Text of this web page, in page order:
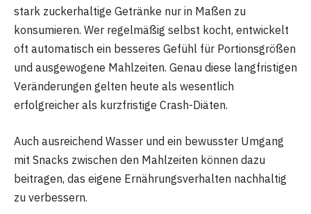
stark zuckerhaltige Getränke nur in Maßen zu
konsumieren. Wer regelmäßig selbst kocht, entwickelt
oft automatisch ein besseres Gefühl für Portionsgrößen
und ausgewogene Mahlzeiten. Genau diese langfristigen
Veränderungen gelten heute als wesentlich
erfolgreicher als kurzfristige Crash-Diäten.
Auch ausreichend Wasser und ein bewusster Umgang
mit Snacks zwischen den Mahlzeiten können dazu
beitragen, das eigene Ernährungsverhalten nachhaltig
zu verbessern.